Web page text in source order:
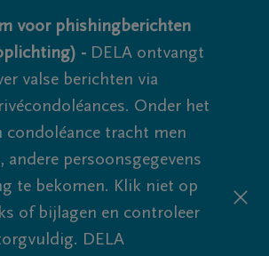
voor phishingberichten
- DELA ontvangt
valse berichten via
Onder het
condoléance tracht men
andere persoonsgegevens
te bekomen. Klik niet op
of bijlagen en controleer
DELA